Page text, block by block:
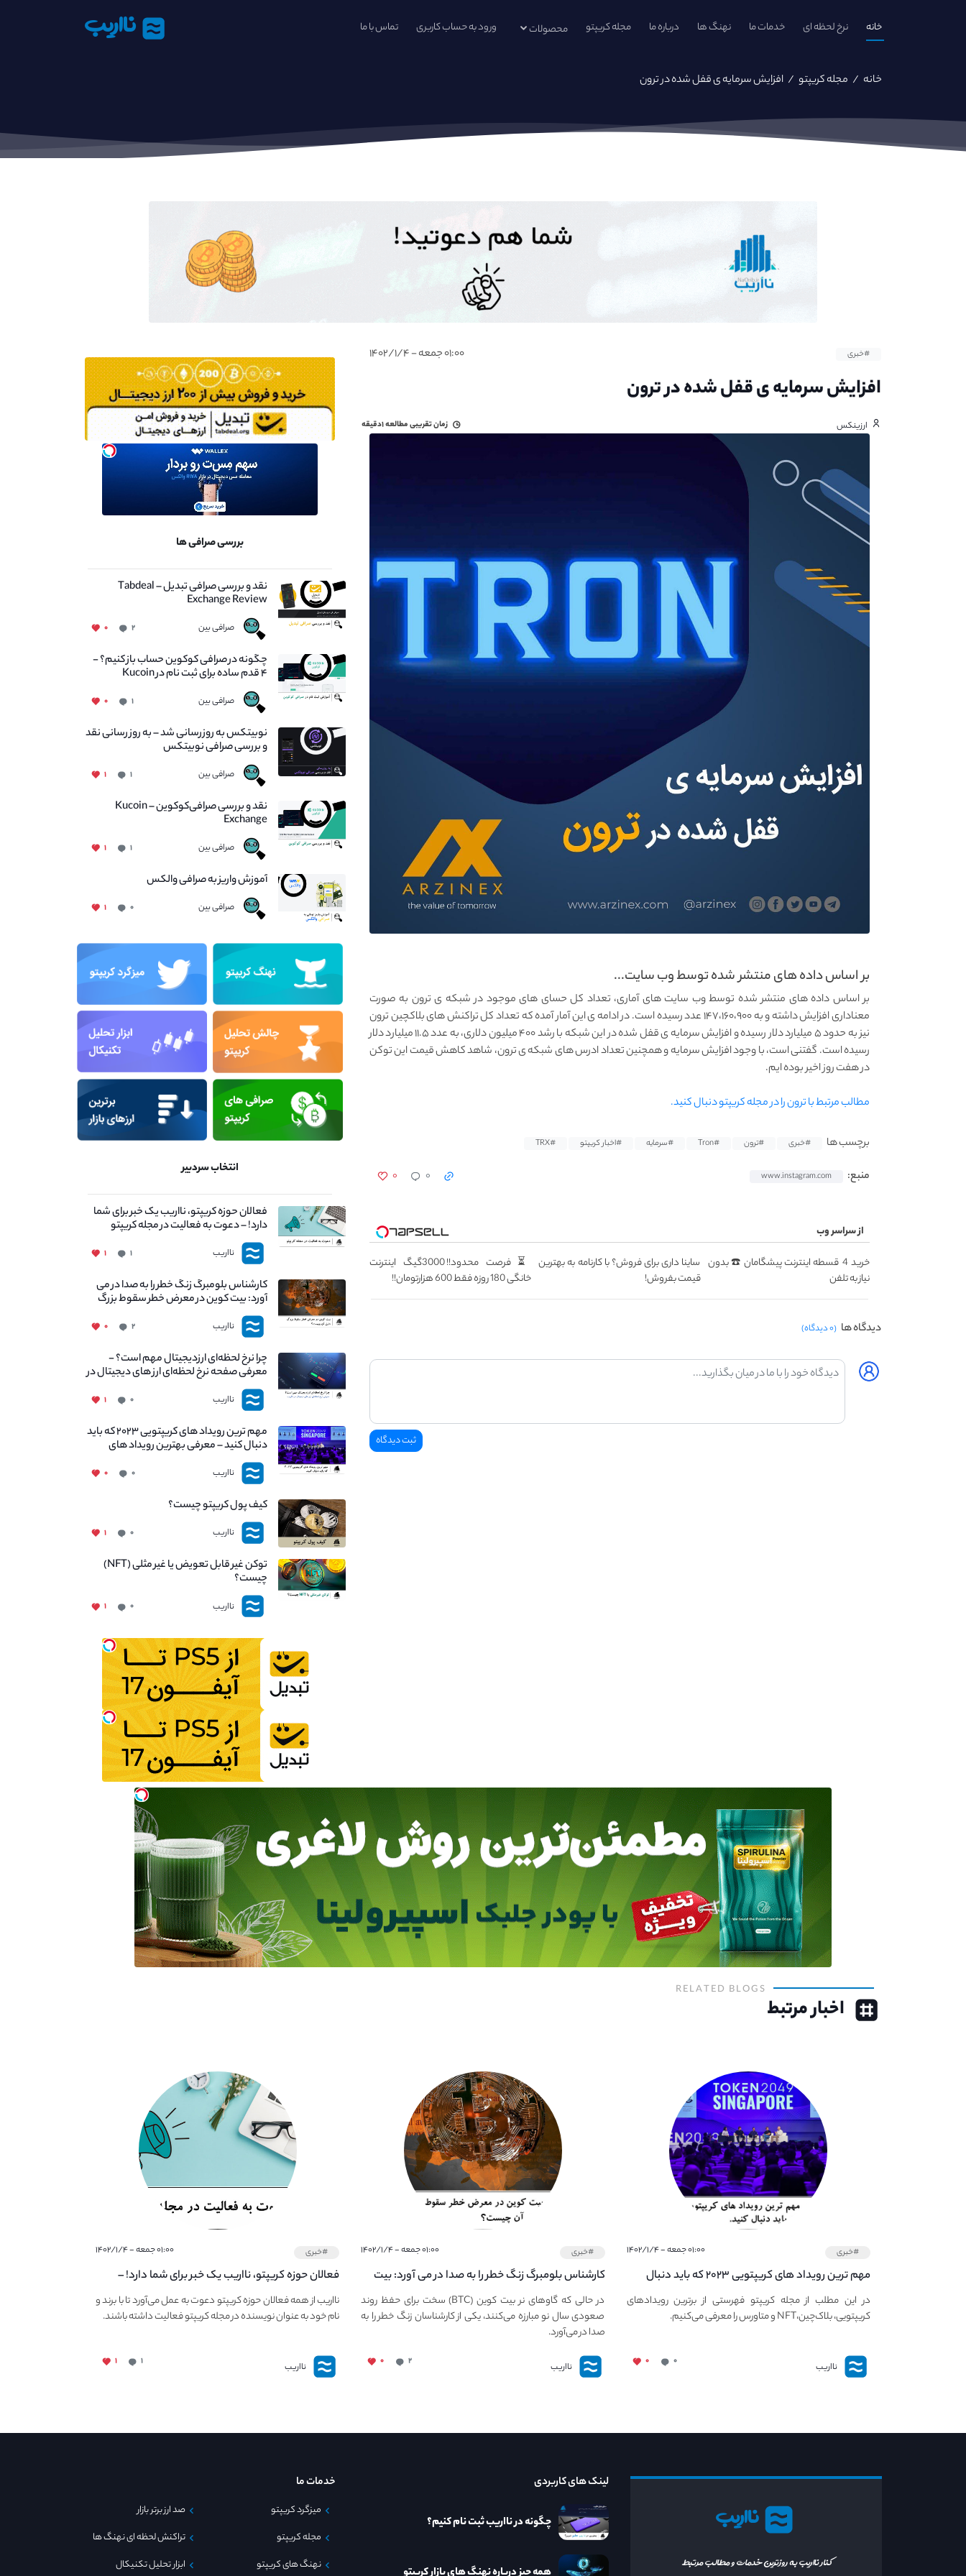
خانه نرخ لحظه ای خدمات ما نهنگ ها درباره ما مجله کریپتو محصولات ورود به حساب کاربری تماس با ما نااریب
خانه / مجله کریپتو / افزایش سرمایه ی قفل‌ شده در ترون
#خبری ۰۱:۰۰ جمعه - ۱۴۰۲/۱/۴
افزایش سرمایه ی قفل‌ شده در ترون
ارزینکس زمان تقریبی مطالعه۱دقیقه
بر اساس داده های منتشر شده توسط وب سایت...
بر اساس داده های منتشر شده توسط وب سایت های آماری، تعداد کل حسای های موجود در شبکه ی ترون به صورت
معناداری افزایش داشته و به ۱۴۷،۱۶۰،۹۰۰ عدد رسیده است. در ادامه ی این آمار آمده که تعداد کل تراکنش های بلاکچین ترون
نیز به حدود ۵ میلیارد دلار رسیده و افزایش سرمایه ی قفل شده در این شبکه با رشد ۴۰۰ میلیون دلاری، به عدد ۱۱.۵ میلیارد دلار
رسیده است. گفتنی است، با وجود افزایش سرمایه و همچنین تعداد ادرس های شبکه ی ترون، شاهد کاهش قیمت این توکن
در هفت روز اخیر بوده ایم.
مطالب مرتبط با ترون را در مجله کریپتو دنبال کنید.
برچسب ها #خبری #ترون #Tron #سرمایه #اخبار کریپتو #TRX
منبع: www.instagram.com ۰ ۰
از سراسر وب
خرید 4 قسطه اینترنت پیشگامان ☎️ بدون
نیاز به تلفن
ساینا داری برای فروش؟ با کارنامه به بهترین
قیمت بفروش!
⏳فرصت محدود!! 3000گیگ اینترنت
خانگی 180 روزه فقط 600 هزارتومان!!
دیدگاه ها (۰ دیدگاه)
بررسی صرافی ها
نقد و بررسی صرافی تبدیل – Tabdeal
Exchange Review
صرافی بین ۲ ۰
چگونه در صرافی کوکوین حساب باز کنیم؟ -
۴ قدم ساده برای ثبت نام در Kucoin
صرافی بین ۱ ۰
نوبیتکس به روزرسانی شد – به روز رسانی نقد
و بررسی صرافی نوبیتکس
صرافی بین ۱ ۱
نقد و بررسی صرافی‌کوکوین – Kucoin
Exchange
صرافی بین ۱ ۱
آموزش واریز به صرافی والکس
صرافی بین ۰ ۱
انتخاب سردبیر
فعالان حوزه کریپتو، نااریب یک خبر برای شما
دارد! – دعوت به فعالیت در مجله کریپتو
نااریب ۱ ۱
کارشناس بلومبرگ زنگ خطر را به صدا در می
آورد: بیت کوین در معرض خطر سقوط بزرگ
است - دلیل آن چیست؟
نااریب ۲ ۰
چرا نرخ لحظه‌ای ارزدیجیتال مهم است؟ -
معرفی صفحه نرخ لحظه‌ای ارز های دیجیتال در
نااریب
نااریب ۰ ۱
مهم ترین رویداد های کریپتویی ۲۰۲۳ که باید
دنبال کنید – معرفی بهترین رویداد های
جهانی
نااریب ۰ ۰
کیف پول کریپتو چیست؟
نااریب ۰ ۱
توکن غیر قابل تعویض یا غیر مثلی (NFT)
چیست؟
نااریب ۰ ۱
RELATED BLOGS
اخبار مرتبط
#خبری ۰۱:۰۰ جمعه - ۱۴۰۲/۱/۴
مهم ترین رویداد های کریپتویی ۲۰۲۳ که باید دنبال
کنید – معرفی بهترین رویداد های جهانی
در این مطلب از مجله کریپتو فهرستی از برترین رویدادهای
کریپتویی، بلاک‌چین،NFT و متاورس را معرفی می‌کنیم.
نااریب ۰ ۰
#خبری ۰۱:۰۰ جمعه - ۱۴۰۲/۱/۴
کارشناس بلومبرگ زنگ خطر را به صدا در می آورد: بیت
کوین در معرض خطر سقوط بزرگ است - دلیل آن
چیست؟
در حالی که گاوهای نر بیت کوین (BTC) سخت برای حفظ روند
صعودی سال نو مبارزه می‌کنند، یکی از کارشناسان زنگ خطر را به
صدا در می‌آورد.
نااریب ۲ ۰
#خبری ۰۱:۰۰ جمعه - ۱۴۰۲/۱/۴
فعالان حوزه کریپتو، نااریب یک خبر برای شما دارد! –
دعوت به فعالیت در مجله کریپتو
نااریب از همه فعالان حوزه کریپتو دعوت به عمل می‌آورد تا با برند و
نام خود به عنوان نویسنده در مجله کریپتو فعالیت داشته باشند.
نااریب ۱ ۱
نااریب
کنار نااریب به روزترین خدمات و مطالب مرتبط
لینک های کاربردی
چگونه در نااریب ثبت نام کنیم؟
خدمات ما
میزگرد کریپتو
مجله کریپتو
نهنگ های کریپتو
صد ارز برتر بازار
تراکنش لحظه ای نهنگ ها
ابزار تحلیل تکنیکال